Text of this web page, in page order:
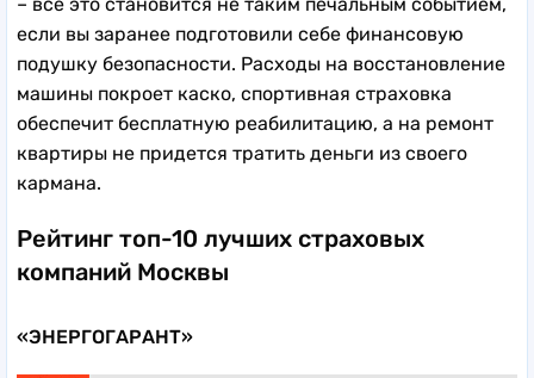
если вы заранее подготовили себе финансовую
подушку безопасности. Расходы на восстановление
машины покроет каско, спортивная страховка
обеспечит бесплатную реабилитацию, а на ремонт
квартиры не придется тратить деньги из своего
кармана.
Рейтинг топ-10 лучших страховых
компаний Москвы
«ЭНЕРГОГАРАНТ»